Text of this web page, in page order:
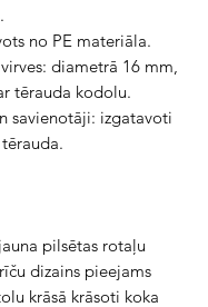
no PE materiāla.
diametrā 16 mm,
tērauda kodolu.
savienotāji: izgatavoti
pilsētas rotaļu
dizains pieejams
krāsā krāsoti koka